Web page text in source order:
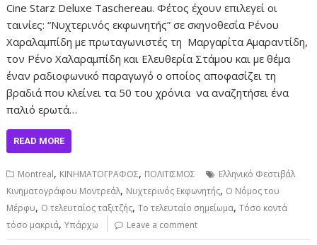
Cine Starz Deluxe Taschereau. Φέτος έχουν επιλεγεί οι
ταινίες: “Νυχτερινός εκφωνητής” σε σκηνοθεσία Ρένου
Χαραλαμπίδη με πρωταγωνιστές τη Μαργαρίτα Αμαραντίδη,
τον Ρένο Χαλαραμπίδη και Ελευθερία Στάμου και με θέμα
έναν ραδιοφωνικό παραγωγό ο οποίος αποφασίζει τη
βραδιά που κλείνει τα 50 του χρόνια να αναζητήσει ένα
παλιό ερωτά…
READ MORE
Montreal, ΚΙΝΗΜΑΤΟΓΡΑΦΟΣ, ΠΟΛΙΤΙΣΜΟΣ
Ελληνικό Φεστιβάλ
Κινηματογράφου Μοντρεάλ, Νυχτερινός Εκφωνητής, Ο Νόμος του
Μέρφυ, Ο τελευταίος ταξιτζής,Το τελευταίο σημείωμα,Τόσο κοντά
τόσο μακριά,Υπάρχω Leave a comment